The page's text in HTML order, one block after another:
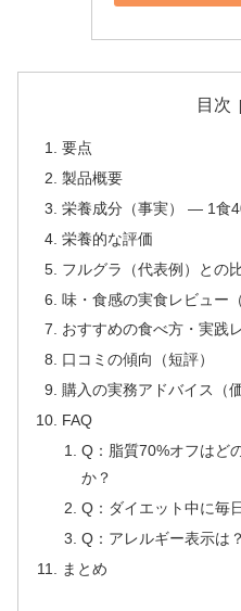
目次
要点
製品概要
栄養成分（事実） — 1食
栄養的な評価
フルグラ（代表例）との
味・食感の実食レビュー
おすすめの食べ方・実践
口コミの傾向（短評）
購入の実務アドバイス（
FAQ
Q：脂質70%オフはど
か？
Q：ダイエット中に毎
Q：アレルギー表示は？
まとめ